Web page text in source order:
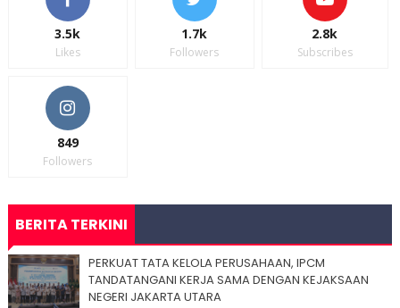
3.5k
Likes
1.7k
Followers
2.8k
Subscribes
849
Followers
BERITA TERKINI
PERKUAT TATA KELOLA PERUSAHAAN, IPCM
TANDATANGANI KERJA SAMA DENGAN KEJAKSAAN
NEGERI JAKARTA UTARA